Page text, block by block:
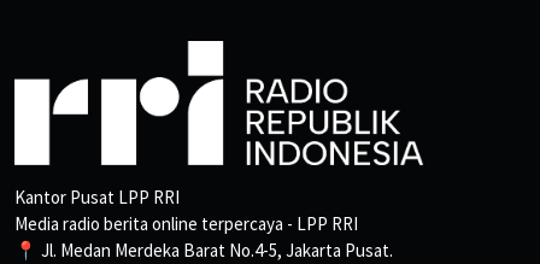
Kantor Pusat LPP RRI
Media radio berita online terpercaya - LPP RRI
📍 Jl. Medan Merdeka Barat No.4-5, Jakarta Pusat.